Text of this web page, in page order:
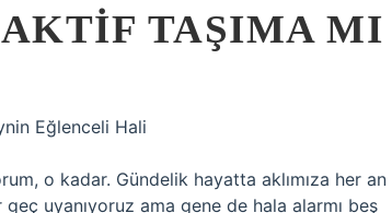
TAŞIMA MI
Eğlenceli Hali
o kadar. Gündelik hayatta aklımıza her an
uyanıyoruz ama gene de hala alarmı beş